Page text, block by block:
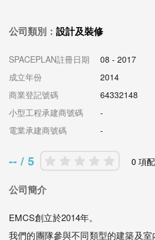
公司類別： 設計及裝修
SPACEPLAN註冊日期
08 - 2017
成立年份
2014
商業登記號碼
64332148
小型工程承建商號碼
-
電業承建商號碼
-
-- / 5 0 項
公司簡介
EMCS創立於2014年。
我們的團隊參與不同類型的建築及